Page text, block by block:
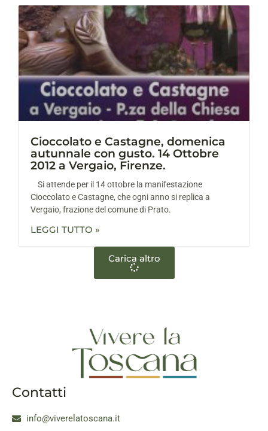
Cioccolato e Castagne, domenica
autunnale con gusto. 14 Ottobre
2012 a Vergaio, Firenze.
Si attende per il 14 ottobre la manifestazione
Cioccolato e Castagne, che ogni anno si replica a
Vergaio, frazione del comune di Prato.
LEGGI TUTTO »
Carica altro
Contatti
info@viverelatoscana.it